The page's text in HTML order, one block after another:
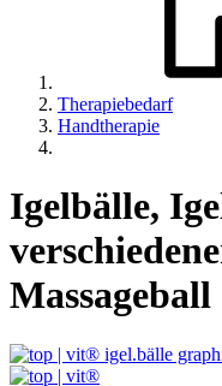
Therapiebedarf
Handtherapie
Igelbälle,
Massageball